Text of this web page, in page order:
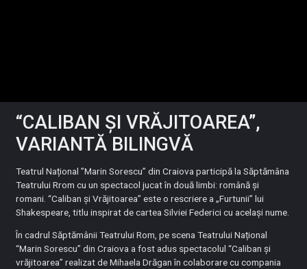
“CALIBAN ȘI VRĂJITOAREA”,
VARIANTĂ BILINGVĂ
Teatrul Național ”Marin Sorescu” din Craiova participă la Săptămâna
Teatrului Rrom cu un spectacol jucat în două limbi: română și
romani. “Caliban și Vrăjitoarea” este o rescriere a „Furtunii” lui
Shakespeare, titlu inspirat de cartea Silviei Federici cu același nume.
În cadrul Săptămânii Teatrului Rom, pe scena Teatrului Național
“Marin Sorescu” din Craiova a fost adus spectacolul “Caliban și
vrăjitoarea” realizat de Mihaela Drăgan în colaborare cu compania